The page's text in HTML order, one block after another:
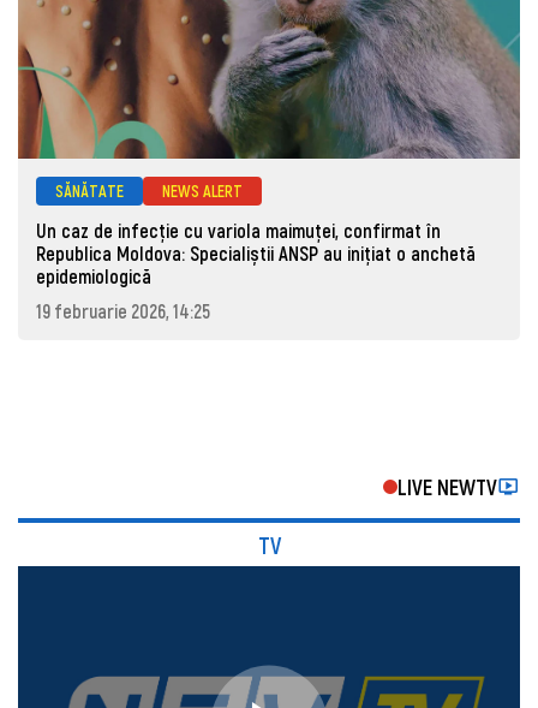
SĂNĂTATE NEWS ALERT
Un caz de infecție cu variola maimuței, confirmat în
Republica Moldova: Specialiștii ANSP au inițiat o anchetă
epidemiologică
19 februarie 2026, 14:25
LIVE NEWTV
TV